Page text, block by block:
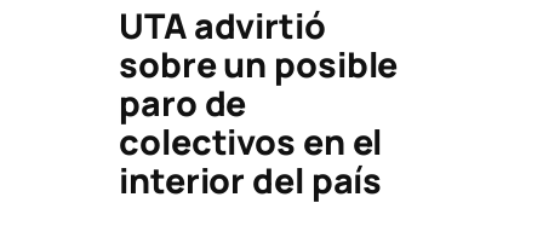
UTA advirtió
sobre un posible
paro de
colectivos en el
interior del país